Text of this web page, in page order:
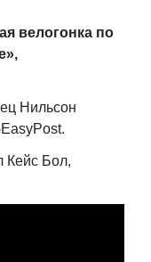
велогонка по
Нильсон
Кейс Бол,